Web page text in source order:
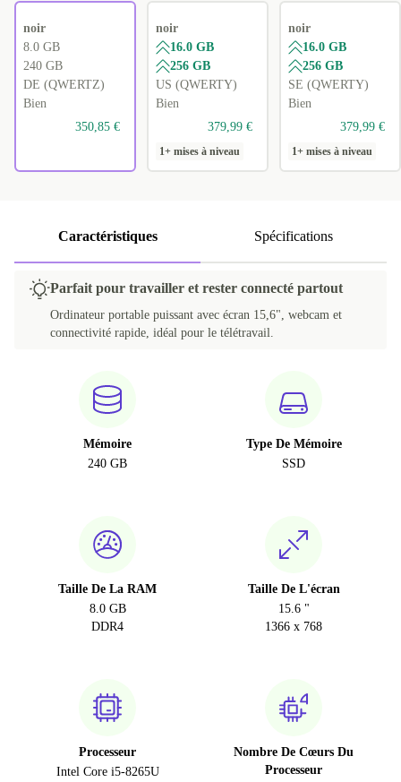
noir
8.0 GB
240 GB
DE (QWERTZ)
Bien
350,85 €
noir
16.0 GB
256 GB
US (QWERTY)
Bien
379,99 €
1+ mises à niveau
noir
16.0 GB
256 GB
SE (QWERTY)
Bien
379,99 €
1+ mises à niveau
Caractéristiques Spécifications
Parfait pour travailler et rester connecté partout
Ordinateur portable puissant avec écran 15,6", webcam et
connectivité rapide, idéal pour le télétravail.
Mémoire
240 GB
Type De Mémoire
SSD
Taille De La RAM
8.0 GB
DDR4
Taille De L'écran
15.6 "
1366 x 768
Processeur
Intel Core i5-8265U
Nombre De Cœurs Du
Processeur